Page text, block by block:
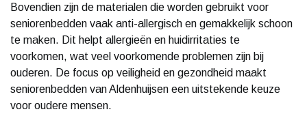
Bovendien zijn de materialen die worden gebruikt voor
seniorenbedden vaak anti-allergisch en gemakkelijk schoon
te maken. Dit helpt allergieën en huidirritaties te
voorkomen, wat veel voorkomende problemen zijn bij
ouderen. De focus op veiligheid en gezondheid maakt
seniorenbedden van Aldenhuijsen een uitstekende keuze
voor oudere mensen.